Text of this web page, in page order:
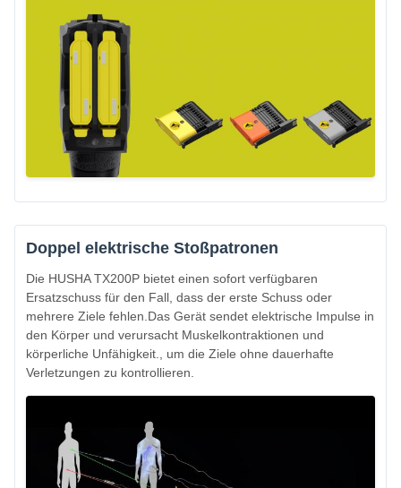
Doppel elektrische Stoßpatronen
Die HUSHA TX200P bietet einen sofort verfügbaren
Ersatzschuss für den Fall, dass der erste Schuss oder
mehrere Ziele fehlen.Das Gerät sendet elektrische Impulse in
den Körper und verursacht Muskelkontraktionen und
körperliche Unfähigkeit., um die Ziele ohne dauerhafte
Verletzungen zu kontrollieren.